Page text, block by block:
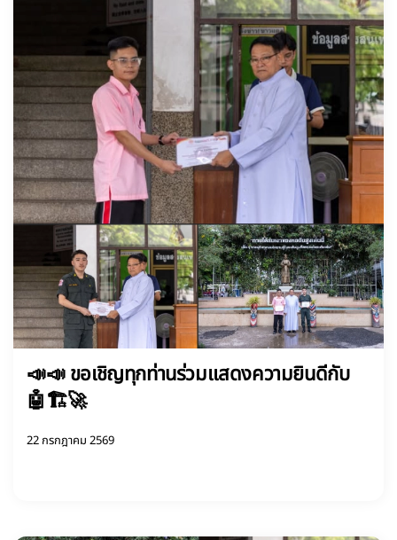
📣📣 ขอเชิญทุกท่านร่วมแสดงความยินดีกับ
🤖🏗️🚀
22 กรกฎาคม 2569